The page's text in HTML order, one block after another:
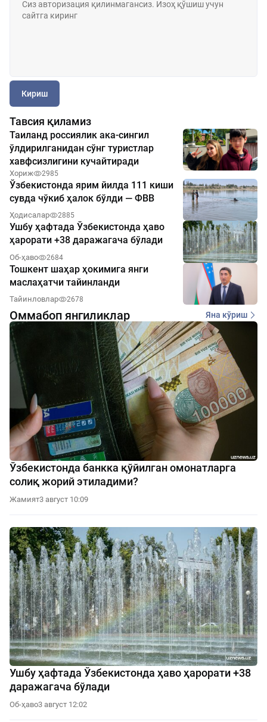
Кириш
Тавсия қиламиз
Таиланд россиялик ака-сингил
ўлдирилганидан сўнг туристлар
хавфсизлигини кучайтиради
Хориж 2985
Ўзбекистонда ярим йилда 111 киши
сувда чўкиб ҳалок бўлди — ФВВ
Ҳодисалар 2885
Ушбу ҳафтада Ўзбекистонда ҳаво
ҳарорати +38 даражагача бўлади
Об-ҳаво 2684
Тошкент шаҳар ҳокимига янги
маслаҳатчи тайинланди
Тайинловлар 2678
Оммабоп янгиликлар Яна кўриш
Ўзбекистонда банкка қўйилган омонатларга
солиқ жорий этиладими?
Жамият3 август 10:09
Ушбу ҳафтада Ўзбекистонда ҳаво ҳарорати +38
даражагача бўлади
Об-ҳаво3 август 12:02